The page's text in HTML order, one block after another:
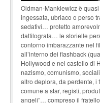
Oldman-Mankiewicz è
ingessata, ubriaco o perso
sedativi… protetto
dattilografa… le storielle
contorno imbarazzante nel
all’interno dei flashback
Hollywood e nel castello di
nazismo, comunismo,
altro deplora, da perdente, i
comune a star, registi,
angeli”… compreso il